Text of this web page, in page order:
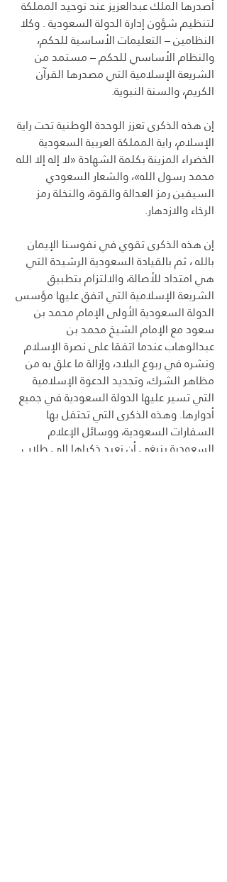
أصدرها الملك عبدالعزيز عند توحيد المملكة
لتنظيم شؤون إدارة الدولة السعودية . وكلا
النظامين – التعليمات الأساسية للحكم،
والنظام الأساسي للحكم – مستمد من
الشريعة الإسلامية التي مصدرها القرآن
الكريم، والسنة النبوية.
إن هذه الذكرى تعزز الوحدة الوطنية تحت راية
الإسلام، راية المملكة العربية السعودية
الخضراء المزينة بكلمة الشهادة «لا إله إلا الله
محمد رسول الله»، والشعار السعودي
السيفين رمز العدالة والقوة، والنخلة رمز
الرخاء والازدهار.
إن هذه الذكرى تقوي في نفوسنا الإيمان
بالله ، ثم بالقيادة السعودية الرشيدة التي
هي امتداد للأصالة، والالتزام بتطبيق
الشريعة الإسلامية التي اتفق عليها مؤسس
الدولة السعودية الأولى الإمام محمد بن
سعود مع الإمام الشيخ محمد بن
عبدالوهاب عندما اتفقا على نصرة الإسلام
ونشره في ربوع البلاد، وإزالة ما علق به من
مظاهر الشرك، وتجديد الدعوة الإسلامية
التي تسير عليها الدولة السعودية في جميع
أدوارها. وهذه الذكرى التي تحتفل بها
السفارات السعودية، ووسائل الإعلام
السعودية ينبغي أن نعيد ذكراها إلى طلاب